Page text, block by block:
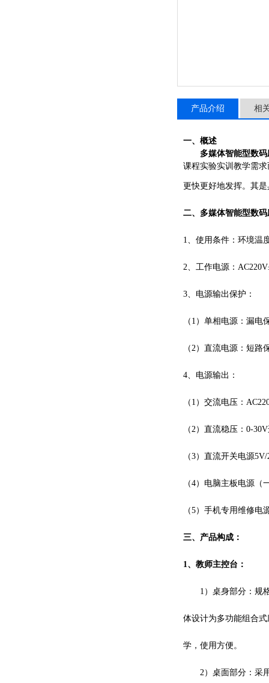
产品介绍 相
一、概述
多媒体智能型数
课程实验实训教学需
更快更好地发挥。其
二、 多媒体智能型数
1、使用条件：环境温
2、工作电源：
3、电源输出保护：
（ 1）单相电源：漏电
（2）直流电源：短路
4、电源输出：
（ 1）交流电压：
（2）直流稳压：0-
（3）直流开关电源
（4）电脑主板电源（
（5）手机专用维修电
三、产品构成：
1、教师主控台：
1） 桌身部分：规
体设计为多功能组合
学，使用方便。
2） 桌面部分：采